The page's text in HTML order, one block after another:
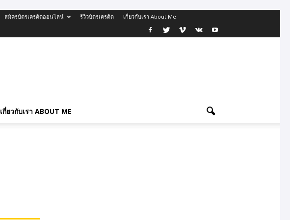
สมัครบัตรเครดิตออนไลน์ รีวิวบัตรเครดิต เกี่ยวกับเรา About Me
เกี่ยวกับเรา ABOUT ME